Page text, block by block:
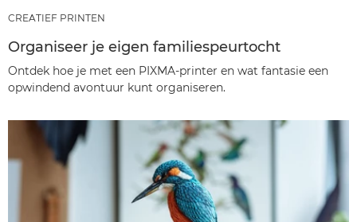
CREATIEF PRINTEN
Organiseer je eigen familiespeurtocht
Ontdek hoe je met een PIXMA-printer en wat fantasie een
opwindend avontuur kunt organiseren.